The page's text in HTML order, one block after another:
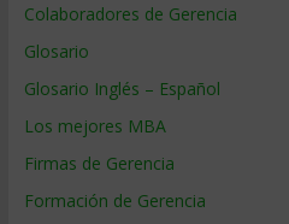
Colaboradores de Gerencia
Glosario
Glosario Inglés – Español
Los mejores MBA
Firmas de Gerencia
Formación de Gerencia